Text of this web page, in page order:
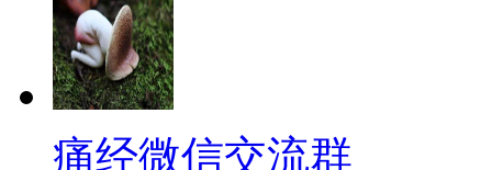
痛经微信交流群